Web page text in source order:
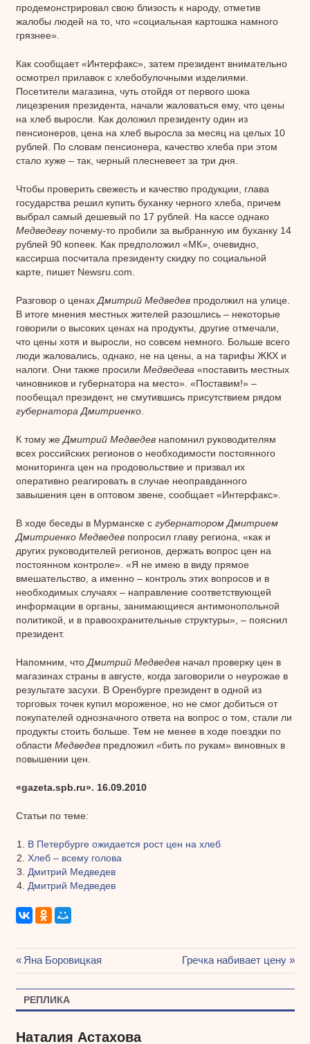
продемонстрировал свою близость к народу, отметив
жалобы людей на то, что «социальная картошка намного
грязнее».
Как сообщает «Интерфакс», затем президент внимательно
осмотрел прилавок с хлебобулочными изделиями.
Посетители магазина, чуть отойдя от первого шока
лицезрения президента, начали жаловаться ему, что цены
на хлеб выросли. Как доложил президенту один из
пенсионеров, цена на хлеб выросла за месяц на целых 10
рублей. По словам пенсионера, качество хлеба при этом
стало хуже – так, черный плесневеет за три дня.
Чтобы проверить свежесть и качество продукции, глава
государства решил купить буханку черного хлеба, причем
выбрал самый дешевый по 17 рублей. На кассе однако
Медведевупочему-то пробили за выбранную им буханку 14
рублей 90 копеек. Как предположил «МК», очевидно,
кассирша посчитала президенту скидку по социальной
карте, пишет Newsru.com.
Разговор о ценах Дмитрий Медведевпродолжил на улице.
В итоге мнения местных жителей разошлись – некоторые
говорили о высоких ценах на продукты, другие отмечали,
что цены хотя и выросли, но совсем немного. Больше всего
люди жаловались, однако, не на цены, а на тарифы ЖКХ и
налоги. Они также просили Медведева «поставить местных
чиновников и губернатора на место». «Поставим!» –
пообещал президент, не смутившись присутствием рядом
губернатора Дмитриенко.
К тому же Дмитрий Медведевнапомнил руководителям
всех российских регионов о необходимости постоянного
мониторинга цен на продовольствие и призвал их
оперативно реагировать в случае неоправданного
завышения цен в оптовом звене, сообщает «Интерфакс».
В ходе беседы в Мурманске с губернатором Дмитрием
Дмитриенко Медведевпопросил главу региона, «как и
других руководителей регионов, держать вопрос цен на
постоянном контроле». «Я не имею в виду прямое
вмешательство, а именно – контроль этих вопросов и в
необходимых случаях – направление соответствующей
информации в органы, занимающиеся антимонопольной
политикой, и в правоохранительные структуры», – пояснил
президент.
Напомним, что Дмитрий Медведевначал проверку цен в
магазинах страны в августе, когда заговорили о неурожае в
результате засухи. В Оренбурге президент в одной из
торговых точек купил мороженое, но не смог добиться от
покупателей однозначного ответа на вопрос о том, стали ли
продукты стоить больше. Тем не менее в ходе поездки по
области Медведевпредложил «бить по рукам» виновных в
повышении цен.
«gazeta.spb.ru». 16.09.2010
Статьи по теме:
В Петербурге ожидается рост цен на хлеб
Хлеб – всему голова
Дмитрий Медведев
Дмитрий Медведев
Навигация
по
Предыдущая
запись:
Яна Боровицкая
Следующая
запись:
Гречка набивает цену
РЕПЛИКА
Наталия Астахова